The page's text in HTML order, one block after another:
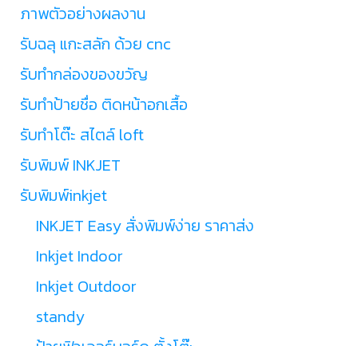
ภาพตัวอย่างผลงาน
รับฉลุ แกะสลัก ด้วย cnc
รับทำกล่องของขวัญ
รับทำป้ายชื่อ ติดหน้าอกเสื้อ
รับทำโต๊ะ สไตล์ loft
รับพิมพ์ INKJET
รับพิมพ์inkjet
INKJET Easy สั่งพิมพ์ง่าย ราคาส่ง
Inkjet Indoor
Inkjet Outdoor
standy